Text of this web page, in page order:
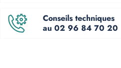
Conseils techniques
au 02 96 84 70 20